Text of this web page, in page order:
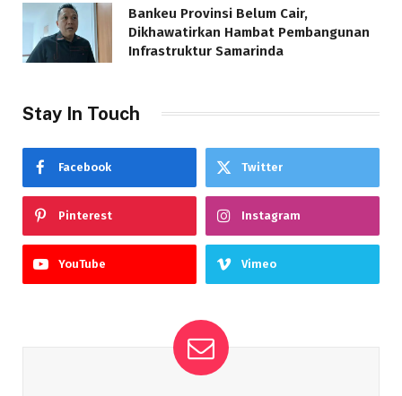
Bankeu Provinsi Belum Cair,
Dikhawatirkan Hambat Pembangunan
Infrastruktur Samarinda
Stay In Touch
Facebook Twitter
Pinterest Instagram
YouTube Vimeo